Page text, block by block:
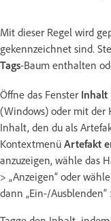
Mit dieser Regel wird
gekennzeichnet sind.
Tags-Baum enthalten
Öffne das Fenster Inhalt
(Windows) oder mit der
Inhalt, den du als
Kontextmenü Artefakt
anzuzeigen, wähle das
> „Anzeigen“ oder
dann „Ein-/